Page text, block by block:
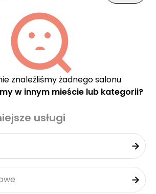
znaleźliśmy żadnego salonu
w innym mieście lub kategorii?
usługi